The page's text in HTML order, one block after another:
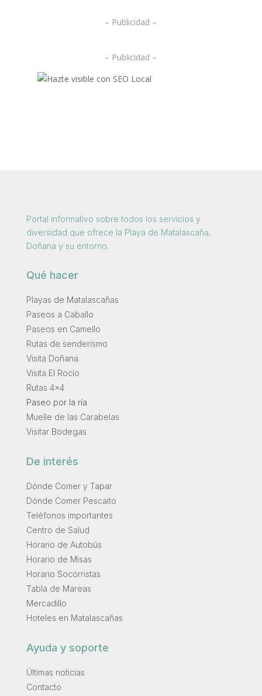
– Publicidad –
– Publicidad –
Portal informativo sobre todos los servicios y
diversidad que ofrece la Playa de Matalascaña,
Doñana y su entorno.
Qué hacer
Playas de Matalascañas
Paseos a Caballo
Paseos en Camello
Rutas de senderismo
Visita Doñana
Visita El Rocío
Rutas 4×4
Paseo por la ría
Muelle de las Carabelas
Visitar Bodegas
De interés
Dónde Comer y Tapar
Dónde Comer Pescaito
Teléfonos importantes
Centro de Salud
Horario de Autobús
Horario de Misas
Horario Socorristas
Tabla de Mareas
Mercadillo
Hoteles en Matalascañas
Ayuda y soporte
Últimas noticias
Contacto